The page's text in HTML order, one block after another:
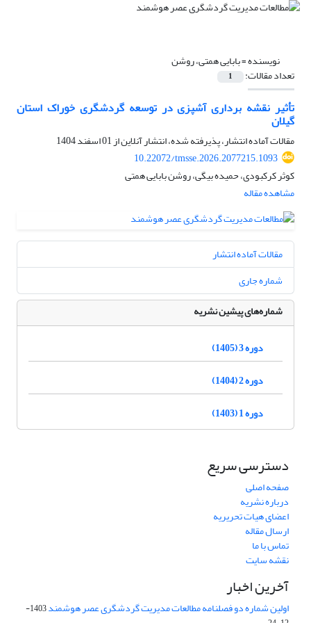
نویسنده =بابایی همتی، روشن
تعداد مقالات: 1
تأثیر نقشه برداری آشپزی در توسعه گردشگری خوراک استان
گیلان
مقالات آماده انتشار، پذیرفته شده، انتشار آنلاین از01 اسفند 1404
10.22072/tmsse.2026.2077215.1093
کوثر کرکبودی، حمیده بیگی، روشن بابایی همتی
مشاهده مقاله
مقالات آماده انتشار
شماره جاری
شماره‌های پیشین نشریه
دوره 3 (1405)
دوره 2 (1404)
دوره 1 (1403)
دسترسی سریع
صفحه اصلی
درباره نشریه
اعضای هیات تحریریه
ارسال مقاله
تماس با ما
نقشه سایت
آخرین اخبار
اولین شماره دو فصلنامه مطالعات مدیریت گردشگری عصر هوشمند
1403-